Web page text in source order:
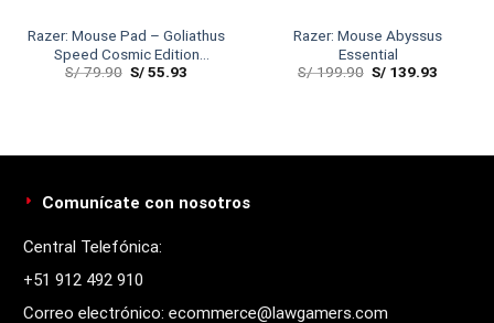
Razer: Mouse Pad – Goliathus
Speed Cosmic Edition
Medium
S/79.90 S/55.93
Razer: Mouse Abyssus
Essential
S/199.90 S/ 139.93
Comunícate con nosotros
Central Telefónica:
+51 912 492 910
Correo electrónico: ecommerce@lawgamers.com